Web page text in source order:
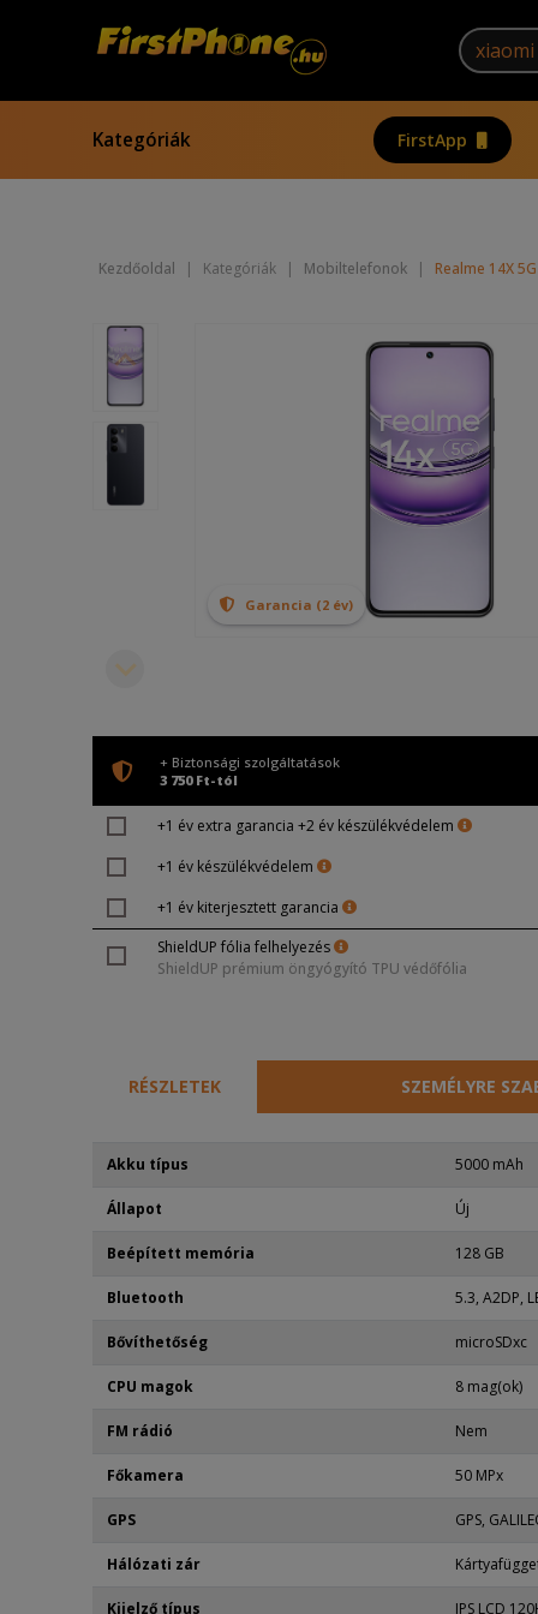
Kategóriák FirstApp
Kezdőoldal | Kategóriák | Mobiltelefonok | Realme 14X
Garancia (2 év)
+ Biztonsági szolgáltatások
3 750 Ft-tól
+1 év extra garancia +2 év készülékvédelem
+1 év készülékvédelem
+1 év kiterjesztett garancia
ShieldUP fólia felhelyezés
ShieldUP prémium öngyógyító TPU védőfólia
RÉSZLETEK SZEMÉLYRE
Akku típus 5000 mAh
Állapot Új
Beépített memória 128 GB
Bluetooth 5.3, A2DP,
Bővíthetőség microSDxc
CPU magok 8 mag(ok)
FM rádió Nem
Főkamera 50 MPx
GPS GPS,
Hálózati zár
Kijelző típus IPS LCD